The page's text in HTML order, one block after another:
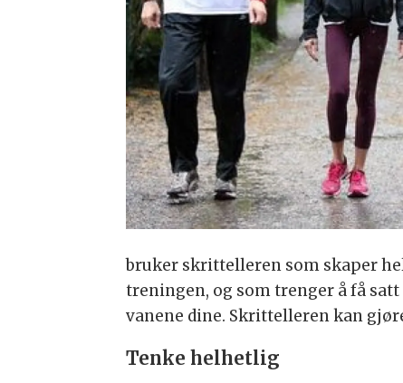
bruker skrittelleren som skaper
treningen, og som trenger å få
vanene dine. Skrittelleren kan
Tenke helhetlig